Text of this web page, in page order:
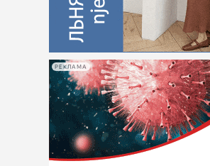
РЕКЛАМА